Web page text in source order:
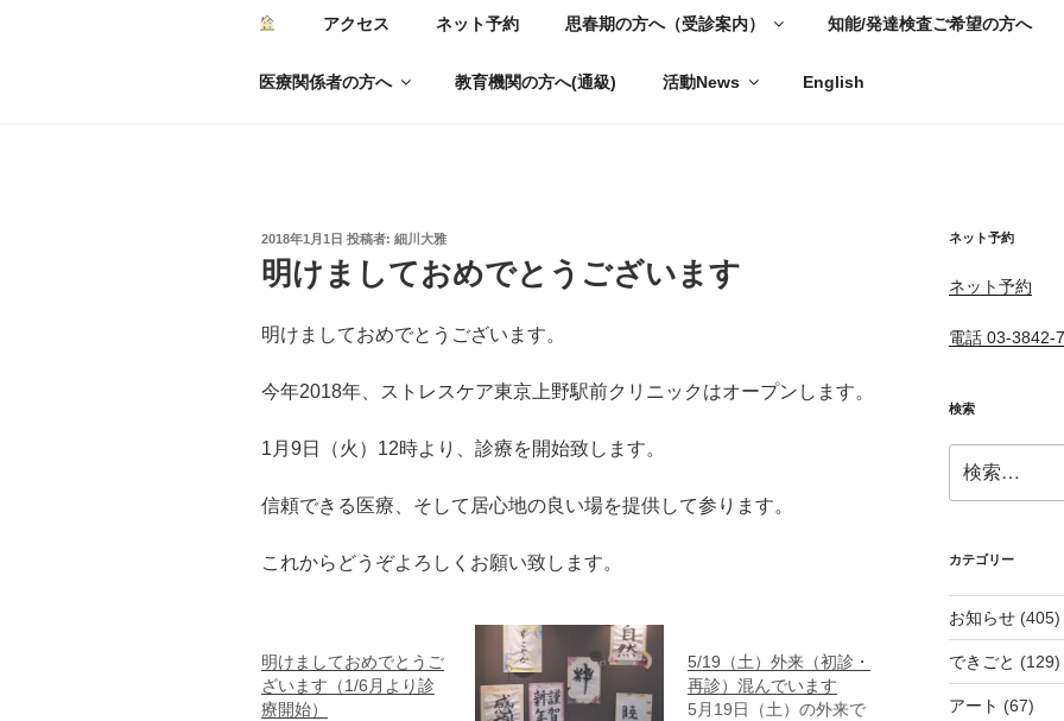
アクセス ネット予約 思春期の方へ（受診案内） 知能/発達検査ご希望の方へ
医療関係者の方へ 教育機関の方へ(通級) 活動News English
投
稿
日:
2018年1月1日 投稿者: 細川大雅
明けましておめでとうございます
明けましておめでとうございます。
今年2018年、ストレスケア東京上野駅前クリニックはオープンします。
1月9日（火）12時より、診療を開始致します。
信頼できる医療、そして居心地の良い場を提供して参ります。
これからどうぞよろしくお願い致します。
明けましておめでとうご
ざいます（1/6月より診
療開始）
5/19（土）外来（初診・
再診）混んでいます
5月19日（土）の外来で
ネット予約
ネット予約
電話 03-3842-
検索
索:
カテゴリー
お知らせ(405)
できごと (129)
アート (67)